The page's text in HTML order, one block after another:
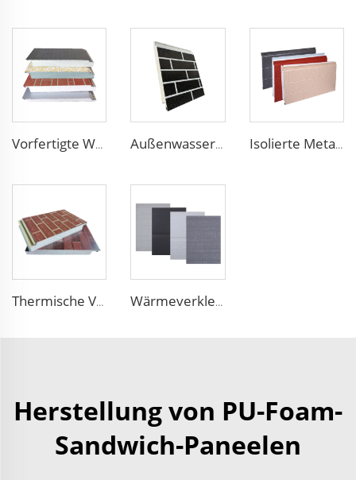
Vorfertigte Wand EPS-Paneel-Wand-Haus-Außenwand-Vorfertigte-Wand-Preis Außenwasserfest und feuerfestes EPS-Foam-Isolierpaneel Foam-EPS-Paneel Isolierte Metallfassade EPS-Foam-Platten dekoratives Wandpaneel isoliertes Sandwich-Wandpaneel
Thermische Verzierungsseitenpanele, Außenwand-Strukturisolierpaneele, Schaum-Sandwich-Paneele Wärmeverkleidung Vorfabriziertes Haus EPS Schaumbretter Metallverkleidung Schaum-Sandwichpaneel
Herstellung von PU-Foam-
Sandwich-Paneelen